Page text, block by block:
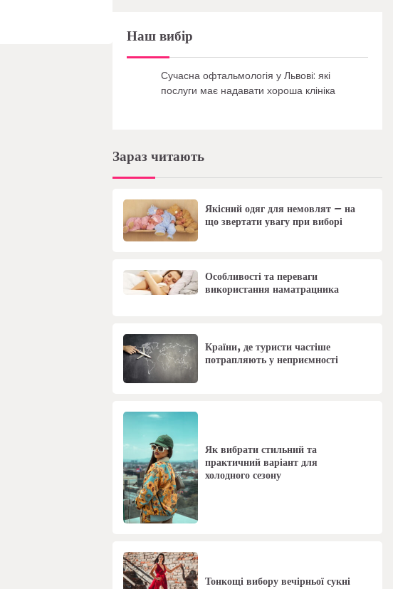
Наш вибір
Сучасна офтальмологія у Львові: які
послуги має надавати хороша клініка
Зараз читають
Якісний одяг для немовлят – на
що звертати увагу при виборі
Особливості та переваги
використання наматрацника
Країни, де туристи частіше
потрапляють у неприємності
Як вибрати стильний та
практичний варіант для
холодного сезону
Тонкощі вибору вечірньої сукні